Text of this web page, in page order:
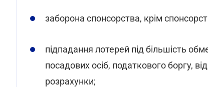
заборона спонсорства, крім
підпадання лотерей під більшість
посадових осіб, податкового боргу,
розрахунки;